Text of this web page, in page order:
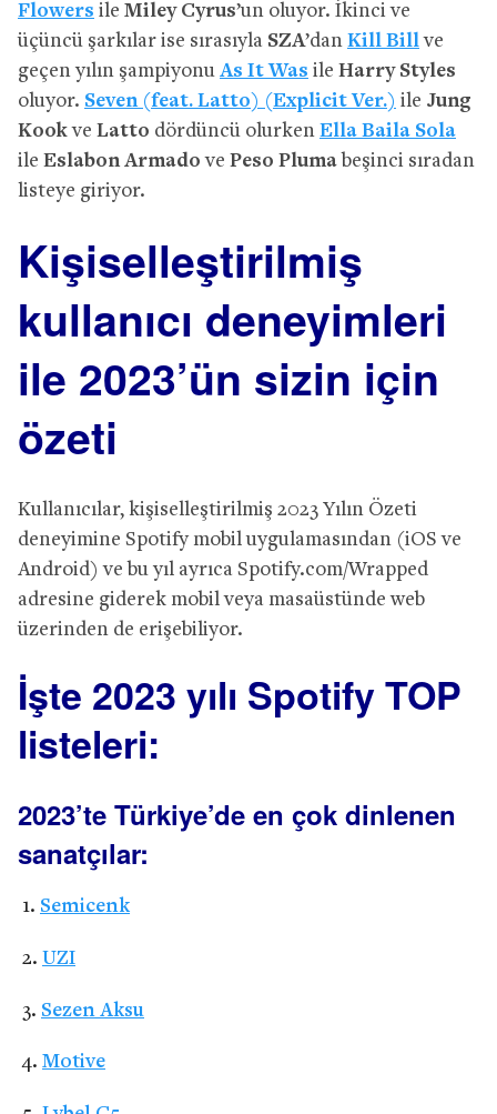
Flowers ile Miley Cyrus’un oluyor. İkinci ve
üçüncü şarkılar ise sırasıyla SZA’dan Kill Billve
geçen yılın şampiyonu As It Was ile Harry Styles
oluyor. Seven (feat. Latto) (Explicit Ver.) ile Jung
Kookve Latto dördüncü olurken Ella Baila Sola
ile Eslabon Armado ve Peso Pluma beşinci sıradan
listeye giriyor.
Kişiselleştirilmiş
kullanıcı deneyimleri
ile 2023’ün sizin için
özeti
Kullanıcılar, kişiselleştirilmiş 2023 Yılın Özeti
deneyimine Spotify mobil uygulamasından (iOS ve
Android) ve bu yıl ayrıca Spotify.com/Wrapped
adresine giderek mobil veya masaüstünde web
üzerinden de erişebiliyor.
İşte 2023 yılı Spotify TOP
listeleri:
2023’te Türkiye’de en çok dinlenen
sanatçılar:
Semicenk
UZI
Sezen Aksu
Motive